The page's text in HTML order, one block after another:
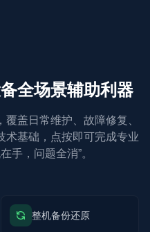
全场景辅助利器
盖日常维护、故障修复、
术基础，点按即可完成专业
手，问题全消”。
整机备份还原